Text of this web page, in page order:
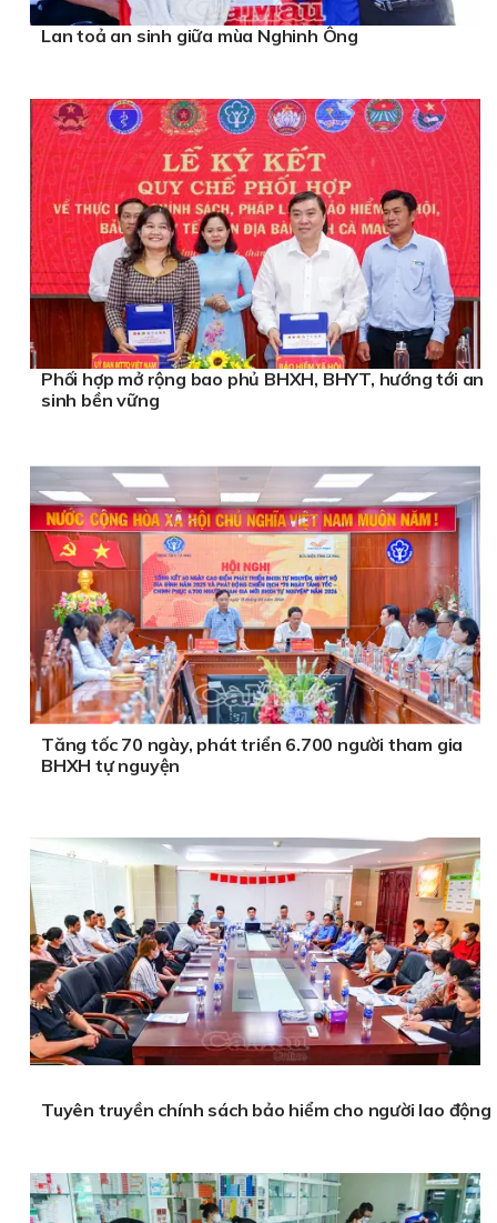
Lan toả an sinh giữa mùa Nghinh Ông
Phối hợp mở rộng bao phủ BHXH, BHYT, hướng tới an
sinh bền vững
Tăng tốc 70 ngày, phát triển 6.700 người tham gia
BHXH tự nguyện
Tuyên truyền chính sách bảo hiểm cho người lao động